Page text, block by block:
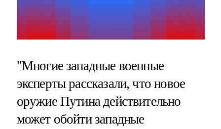
"Многие западные военные
эксперты рассказали, что новое
оружие Путина действительно
может обойти западные